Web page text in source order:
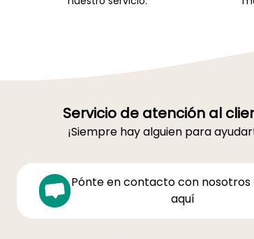
Servicio de atención al
¡Siempre hay alguien para
Pónte en contacto con nosotros
aquí